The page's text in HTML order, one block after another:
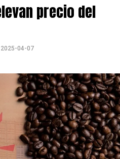
precio del
2025-04-07